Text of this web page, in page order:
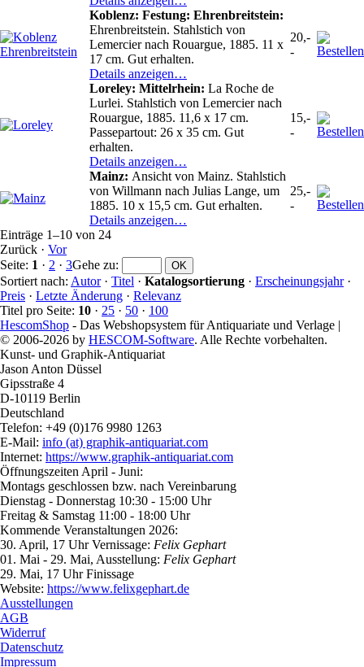
Koblenz: Festung: Ehrenbreitstein:
Ehrenbreitstein. Stahlstich von
Lemercier nach Rouargue, 1885. 11 x
17 cm. Gut erhalten.
Details anzeigen…
20,-
-
Loreley: Mittelrhein: La Roche de
Lurlei. Stahlstich von Lemercier nach
Rouargue, 1885. 11,6 x 17 cm.
Passepartout: 26 x 35 cm. Gut
erhalten.
Details anzeigen…
15,-
-
Mainz: Ansicht von Mainz. Stahlstich
von Willmann nach Julias Lange, um
1885. 10 x 15,5 cm. Gut erhalten.
Details anzeigen…
25,-
-
Einträge 1–10 von 24
Zurück · Vor
Seite: 1 · 2 · 3Gehe zu:
Sortiert nach: Autor· Titel · Katalogsortierung · Erscheinungsjahr·
Preis · Letzte Änderung · Relevanz
Titel pro Seite: 10 · 25 · 50 · 100
HescomShop - Das Webshopsystem für Antiquariate und Verlage |
© 2006-2026 by HESCOM-Software. Alle Rechte vorbehalten.
Kunst- und Graphik-Antiquariat
Jason Anton Düssel
Gipsstraße 4
D-10119 Berlin
Deutschland
Telefon: +49 (0)176 9980 1263
E-Mail: info (at) graphik-antiquariat.com
Internet: https://www.graphik-antiquariat.com
Öffnungszeiten April - Juni:
Montags geschlossen bzw. nach Vereinbarung
Dienstag - Donnerstag 10:30 - 15:00 Uhr
Freitag & Samstag 11:00 - 18:00 Uhr
Kommende Veranstaltungen 2026:
30. April, 17 Uhr Vernissage: Felix Gephart
01. Mai - 29. Mai, Ausstellung: Felix Gephart
29. Mai, 17 Uhr Finissage
Website: https://www.felixgephart.de
Ausstellungen
AGB
Widerruf
Datenschutz
Impressum